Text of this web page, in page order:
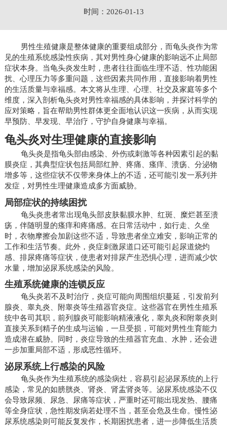
时间：2026-01-13
男性生殖健康是整体健康的重要组成部分，而龟头炎作为常
见的生殖系统感染性疾病，其对男性身心健康的影响远不止局部
症状本身。当龟头炎发生时，患者往往面临生理不适、性功能困
扰、心理压力等多重问题，这些因素共同作用，直接影响着男性
的生活质量与幸福感。本文将从生理、心理、社交及家庭等多个
维度，深入剖析龟头炎对男性幸福感的具体影响，并探讨科学的
应对策略，旨在帮助男性群体更全面地认识这一疾病，从而实现
早预防、早发现、早治疗，守护自身健康与幸福。
龟头炎对生理健康的直接影响
龟头炎是指龟头部由感染、外伤或刺激等各种因素引起的黏
膜炎症，其典型症状包括局部红肿、疼痛、瘙痒、溃疡、分泌物
增多等，这些症状不仅带来身体上的不适，还可能引发一系列并
发症，对男性生理健康造成多方面威胁。
局部症状的持续困扰
龟头炎患者常出现龟头部皮肤黏膜水肿、红斑、糜烂甚至溃
疡，伴随明显的瘙痒和疼痛感。在日常活动中，如行走、久坐
时，衣物摩擦会加剧这些不适，导致患者坐立难安，影响正常的
工作和生活节奏。此外，炎症刺激尿道口还可能引起尿道烧灼
感、排尿疼痛等症状，使患者对排尿产生恐惧心理，进而减少饮
水量，增加泌尿系统感染的风险。
生殖系统健康的连锁反应
龟头炎若不及时治疗，炎症可能向周围组织蔓延，引发前列
腺炎、睾丸炎、附睾炎等生殖器官炎症。这些器官在男性生殖系
统中各司其职，前列腺炎可能影响精液液化，睾丸炎和附睾炎则
直接关系到精子的生成与运输，一旦受损，可能对男性生育能力
造成潜在威胁。同时，炎症导致的生殖器官充血、水肿，还会进
一步加重局部不适，形成恶性循环。
泌尿系统上行感染的风险
龟头炎作为生殖系统的感染病灶，容易引起泌尿系统的上行
感染，常见的如膀胱炎、肾炎、肾盂肾炎等。泌尿系统感染不仅
会导致尿频、尿急、尿痛等症状，严重时还可能出现发热、腰痛
等全身症状，急性期发病若处理不当，甚至会危及生命。慢性泌
尿系统感染则可能反复发作，长期困扰患者，进一步降低生活质